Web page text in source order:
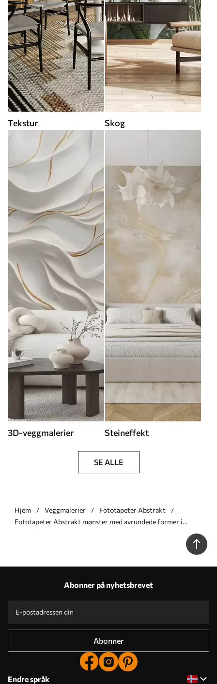
Tekstur Skog
3D-veggmalerier Steineffekt
SE ALLE
Hjem Veggmalerier
Fototapeter Abstrakt
Fototapeter Abstrakt mønster med avrundede former i
Abonner på nyhetsbrevet
Abonner
Endre språk